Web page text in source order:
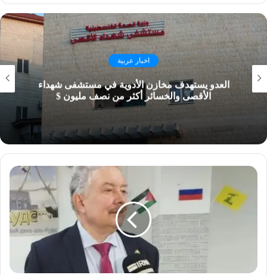
اخبار عربية
العدو يستهدف مخازن الأدوية في مستشفى شهداء
الأقصى والخسائر أكثر من نصف مليون $